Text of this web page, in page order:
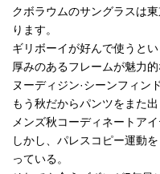
クボラウムのサングラスは
ります。
ギリボーイが好んで使うとい
厚みのあるフレームが魅力
ヌーディジン·シーンフィン
もう秋だからパンツをまた
メンズ秋コーディネートアイ
しかし、パレスコピー運動
っている。